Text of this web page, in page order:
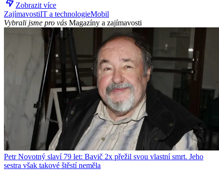
Zobrazit více
ZajímavostiIT a technologieMobil
Vybrali jsme pro vás Magazíny a zajímavosti
Petr Novotný slaví 79 let: Bavič 2x přežil svou vlastní smrt. Jeho
sestra však takové štěstí neměla